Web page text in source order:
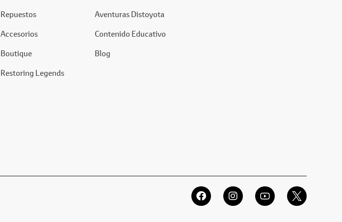
Repuestos
Accesorios
Boutique
Restoring Legends
Aventuras Distoyota
Contenido Educativo
Blog